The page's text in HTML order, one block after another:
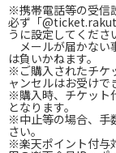
※携帯電話等の受信
必ず「
うに設定してくださ
メールが届かない
は負いかねます。
※ご購入されたチケ
ャンセルはお受けで
※購入時、チケット
となります。
※中止等の場合、手
さい。
※楽天ポイント付与